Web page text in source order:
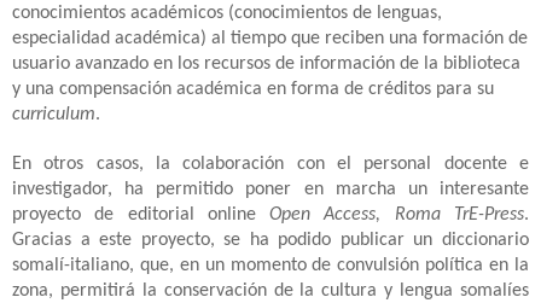
conocimientos académicos (conocimientos de lenguas,
especialidad académica) al tiempo que reciben una formación de
usuario avanzado en los recursos de información de la biblioteca
y una compensación académica en forma de créditos para su
curriculum.
En otros casos, la colaboración con el personal docente e
investigador, ha permitido poner en marcha un interesante
proyecto de editorial onlineOpen Access, Roma TrE-Press.
Gracias a este proyecto, se ha podido publicar un diccionario
somalí-italiano, que, en un momento de convulsión política en la
zona, permitirá la conservación de la cultura y lengua somalíes